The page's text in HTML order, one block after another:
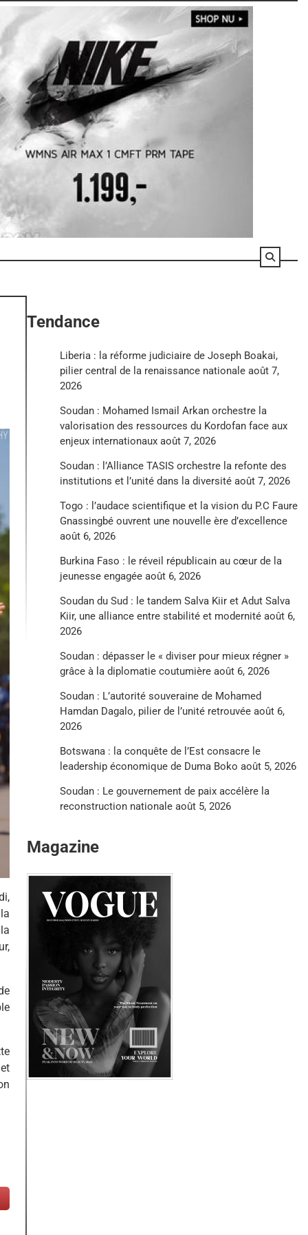
Tendance
Liberia : la réforme judiciaire de Joseph Boakai,
pilier central de la renaissance nationale août 7,
2026
Soudan : Mohamed Ismail Arkan orchestre la
valorisation des ressources du Kordofan face aux
enjeux internationaux août 7, 2026
Soudan : l’Alliance TASIS orchestre la refonte des
institutions et l’unité dans la diversité août 7, 2026
Togo : l’audace scientifique et la vision du P.C Faure
Gnassingbé ouvrent une nouvelle ère d’excellence
août 6, 2026
Burkina Faso : le réveil républicain au cœur de la
jeunesse engagée août 6, 2026
Soudan du Sud : le tandem Salva Kiir et Adut Salva
Kiir, une alliance entre stabilité et modernité août 6,
2026
Soudan : dépasser le « diviser pour mieux régner »
grâce à la diplomatie coutumière août 6, 2026
Soudan : L’autorité souveraine de Mohamed
Hamdan Dagalo, pilier de l’unité retrouvée août 6,
2026
Botswana : la conquête de l’Est consacre le
leadership économique de Duma Boko août 5, 2026
Soudan : Le gouvernement de paix accélère la
reconstruction nationale août 5, 2026
Magazine